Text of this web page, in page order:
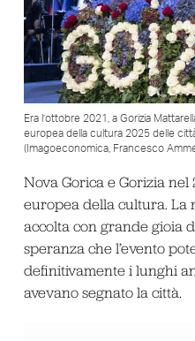
Era l’ottobre 2021, a Gorizia
europea della cultura 2025 delle
(Imagoeconomica, Francesco
Nova Gorica e Gorizia
europea della cultura. La
accolta con grande gioia
speranza che l’evento
definitivamente i lunghi
avevano segnato la città.